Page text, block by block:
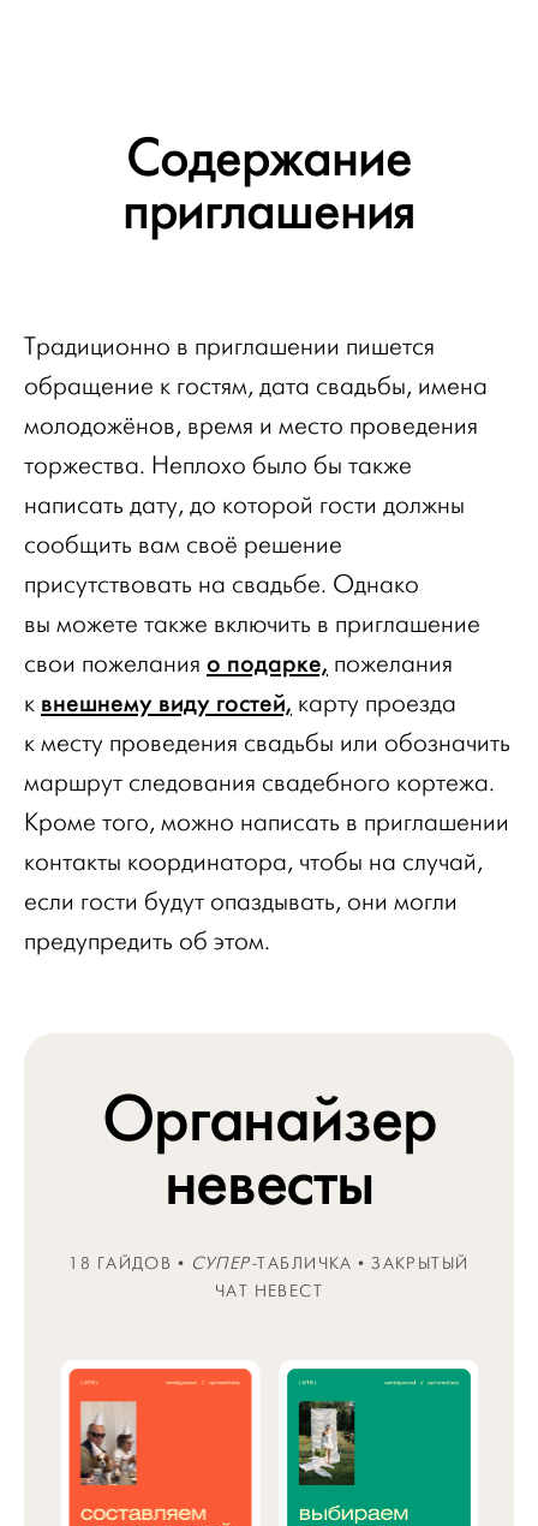
Содержание
приглашения
Традиционно в приглашении пишется
обращение к гостям, дата свадьбы, имена
молодожёнов, время и место проведения
торжества. Неплохо было бы также
написать дату, до которой гости должны
сообщить вам своё решение
присутствовать на свадьбе. Однако
вы можете также включить в приглашение
свои пожелания о подарке, пожелания
к внешнему виду гостей, карту проезда
к месту проведения свадьбы или обозначить
маршрут следования свадебного кортежа.
Кроме того, можно написать в приглашении
контакты координатора, чтобы на случай,
если гости будут опаздывать, они могли
предупредить об этом.
Органайзер
невесты
18 ГАЙДОВ • СУПЕР-ТАБЛИЧКА • ЗАКРЫТЫЙ
ЧАТ НЕВЕСТ